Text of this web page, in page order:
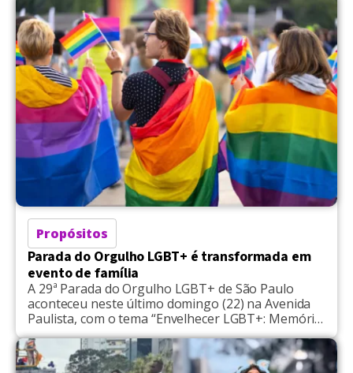
Propósitos
Parada do Orgulho LGBT+ é transformada em
evento de família
A 29ª Parada do Orgulho LGBT+ de São Paulo
aconteceu neste último domingo (22) na Avenida
Paulista, com o tema “Envelhecer LGBT+: Memória,
Resistência e Futuro”. Uma pesquisa recente
divulgada pelo Observatório de Turismo e Eventos
da SPTuris, que coletou os dados em 2024,